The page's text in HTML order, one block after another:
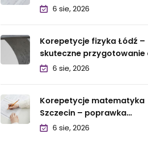
6 sie, 2026
Korepetycje fizyka Łódź –
skuteczne przygotowanie
egzaminów
6 sie, 2026
Korepetycje matematyka
Szczecin – poprawka
sierpniowa
6 sie, 2026